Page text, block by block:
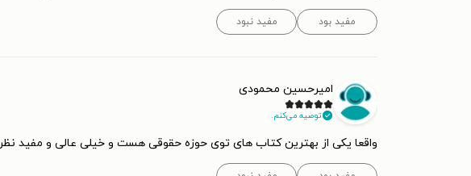
مفید بود مفید نبود
امیرحسین محمودی
توصیه می‌کنم.
واقعا یکی از بهترین کتاب های توی حوزه حقوقی هست و خیلی عالی و مفید